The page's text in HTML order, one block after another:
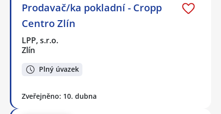
Prodavač/ka pokladní - Cropp
Centro Zlín
LPP, s.r.o.
Zlín
Plný úvazek
Zveřejněno: 10. dubna